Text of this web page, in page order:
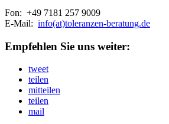
Fon: +49 7181 257 9009
E-Mail: info(at)toleranzen-beratung.de
Empfehlen Sie uns weiter:
tweet
teilen
mitteilen
teilen
mail